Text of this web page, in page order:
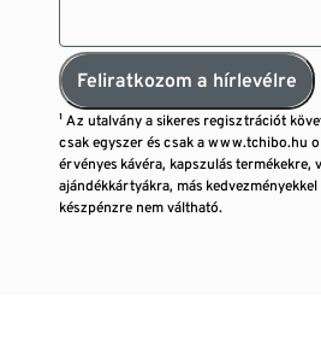
Feliratkozom a hírlevélre
¹ Az utalvány a sikeres regisztrációt
csak egyszer és csak a www.tchibo.hu
érvényes kávéra, kapszulás termékekre,
ajándékkártyákra, más
készpénzre nem váltható.